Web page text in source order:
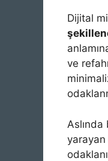
Dijital
ve
Aslında